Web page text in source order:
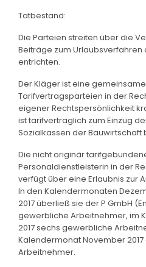
Tatbestand:
Die Parteien streiten über die
Beiträge zum Urlaubsverfahren
entrichten.
Der Kläger ist eine
Tarifvertragsparteien in der
eigener Rechtspersönlichkeit
ist tarifvertraglich zum Einzug
Sozialkassen der
Die nicht originär
Personaldienstleisterin in der
verfügt über eine Erlaubnis zur
In den Kalendermonaten
2017 überließ sie der P GmbH
gewerbliche Arbeitnehmer, im
2017 sechs gewerbliche
Kalendermonat November
Arbeitnehmer.